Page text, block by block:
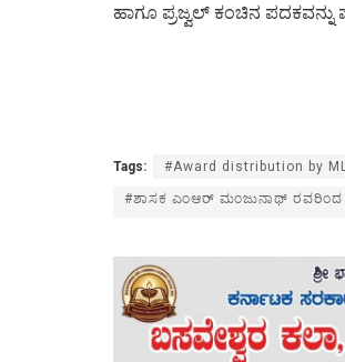
ಹಾಗೂ ಪ್ರಜ್ವಲ್ ಕಂಚಿನ
Tags: #Award distribution by
#ಶಾಸಕ ಎಂಆರ್ ಮಂಜುನಾಥ್ ರವರಿಂದ